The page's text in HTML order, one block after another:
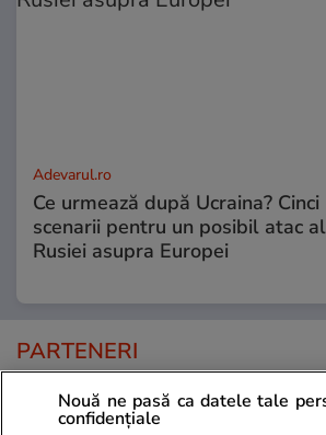
Adevarul.ro
Ce urmează după Ucraina? Cinci
scenarii pentru un posibil atac al
Rusiei asupra Europei
PARTENERI
Nouă ne pasă ca datele tale
confidențiale